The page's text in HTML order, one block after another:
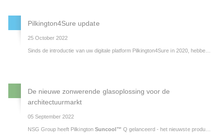
Pilkington4Sure update
25 October 2022
Sinds de introductie van uw digitale platform Pilkington4Sure in 2020, hebben wij vooral geïnvesteerd in een bredere inzetbaarheid van het platform. Zo hebben wij de functionaliteit kunnen uitbreiden en vereenvoudigen door een platform te creëren waar u bestellingen kunt plaatsen, maar ook alle benodigde informatie over uw bestellingen en onze producten kunt vinden.
De nieuwe zonwerende glasoplossing voor de
architectuurmarkt
05 September 2022
NSG Group heeft Pilkington Suncool™ Q gelanceerd - het nieuwste product in een reeks die de meest geavanceerde oplossingen biedt op het gebied van nieuwe, hoogwaardige zonnewering.